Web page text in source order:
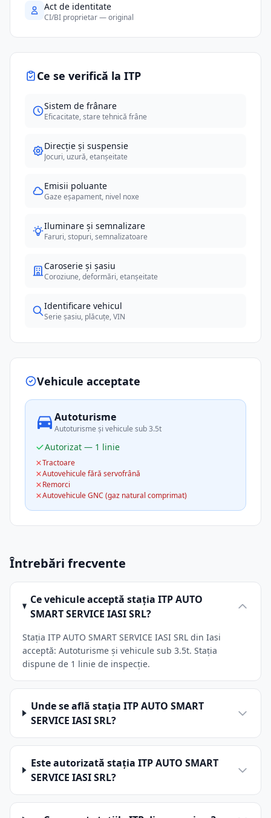
Act de identitate
CI/BI proprietar — original
Ce se verifică la ITP
Sistem de frânare
Eficacitate, stare tehnică frâne
Direcție și suspensie
Jocuri, uzură, etanșeitate
Emisii poluante
Gaze eșapament, nivel noxe
Iluminare și semnalizare
Faruri, stopuri, semnalizatoare
Caroserie și șasiu
Coroziune, deformări, etanșeitate
Identificare vehicul
Serie șasiu, plăcuțe, VIN
Vehicule acceptate
Autoturisme
Autoturisme și vehicule sub 3.5t
Autorizat — 1 linie
Tractoare
Autovehicule fără servofrână
Remorci
Autovehicule GNC (gaz natural comprimat)
Întrebări frecvente
Ce vehicule acceptă stația ITP AUTO
SMART SERVICE IASI SRL?
Stația ITP AUTO SMART SERVICE IASI SRL din Iasi
acceptă: Autoturisme și vehicule sub 3.5t. Stația
dispune de 1 linie de inspecție.
Unde se află stația ITP AUTO SMART
SERVICE IASI SRL?
Este autorizată stația ITP AUTO SMART
SERVICE IASI SRL?